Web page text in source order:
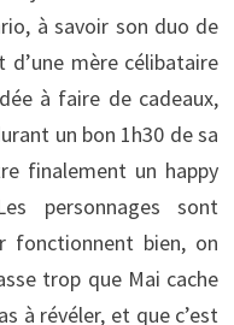
à savoir son duo de
d’une mère célibataire
à faire de cadeaux,
un bon 1h30 de sa
finalement un happy
personnages sont
fonctionnent bien, on
trop que Mai cache
à révéler, et que c’est